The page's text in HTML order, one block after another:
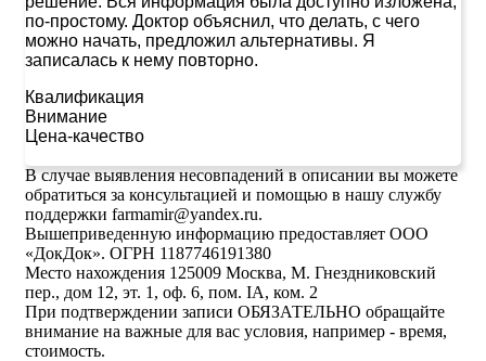
по-простому. Доктор объяснил, что делать, с чего
можно начать, предложил альтернативы. Я
записалась к нему повторно.
Квалификация
Внимание
Цена-качество
В случае выявления несовпадений в описании вы можете
обратиться за консультацией и помощью в нашу службу
поддержки farmamir@yandex.ru.
Вышеприведенную информацию предоставляет ООО
«ДокДок». ОГРН 1187746191380
Место нахождения 125009 Москва, М. Гнездниковский
пер., дом 12, эт. 1, оф. 6, пом. IA, ком. 2
При подтверждении записи ОБЯЗАТЕЛЬНО обращайте
внимание на важные для вас условия, например - время,
стоимость.